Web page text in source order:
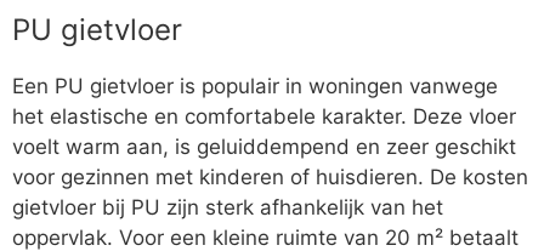
PU gietvloer
Een PU gietvloer is populair in woningen vanwege
het elastische en comfortabele karakter. Deze vloer
voelt warm aan, is geluiddempend en zeer geschikt
voor gezinnen met kinderen of huisdieren. De kosten
gietvloer bij PU zijn sterk afhankelijk van het
oppervlak. Voor een kleine ruimte van 20 m² betaalt